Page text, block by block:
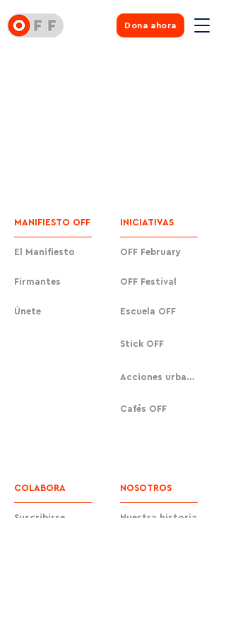
Dona ahora
MANIFIESTO OFF
El Manifiesto
Firmantes
Únete
INICIATIVAS
OFF February
OFF Festival
Escuela OFF
Stick OFF
Acciones urbanas
Cafés OFF
COLABORA
Suscribirse
NOSOTROS
Nuestra historia